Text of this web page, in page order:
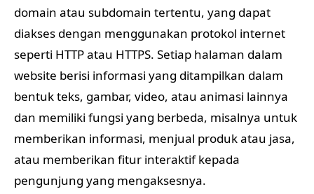
domain atau subdomain tertentu, yang dapat
diakses dengan menggunakan protokol internet
seperti HTTP atau HTTPS. Setiap halaman dalam
website berisi informasi yang ditampilkan dalam
bentuk teks, gambar, video, atau animasi lainnya
dan memiliki fungsi yang berbeda, misalnya untuk
memberikan informasi, menjual produk atau jasa,
atau memberikan fitur interaktif kepada
pengunjung yang mengaksesnya.